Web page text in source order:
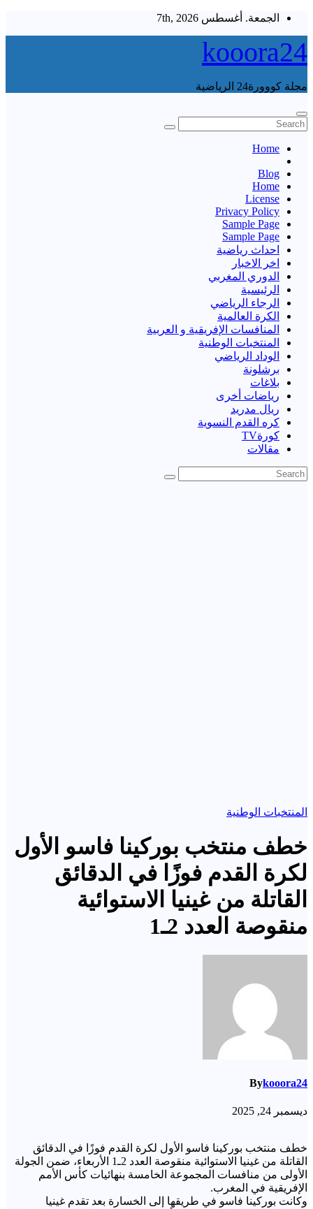
Skip
content
الجمعة. أغسطس 7th, 2026
kooora24
مجلة كووورة24 الرياضية
Home
Blog
Home
License
Privacy Policy
Sample Page
Sample Page
احداث رياضية
اخر الاخبار
الدوري المغربي
الرئيسية
الرجاء الرياضي
الكرة العالمية
المنافسات الإفريقية و العربية
المنتخبات الوطنية
الوداد الرياضي
برشلونة
بلاغات
رياضات أخرى
ريال مدريد
كره القدم النسوية
كورةTV
مقالات
المنتخبات الوطنية
خطف منتخب بوركينا فاسو الأول
لكرة القدم فوزًا في الدقائق
القاتلة من غينيا الاستوائية
منقوصة العدد 2ـ1
Bykooora24
ديسمبر 24, 2025
خطف منتخب بوركينا فاسو الأول لكرة القدم فوزًا في الدقائق
القاتلة من غينيا الاستوائية منقوصة العدد 2ـ1 الأربعاء، ضمن الجولة
الأولى من منافسات المجموعة الخامسة بنهائيات كأس الأمم
الإفريقية في المغرب.
وكانت بوركينا فاسو في طريقها إلى الخسارة بعد تقدم غينيا